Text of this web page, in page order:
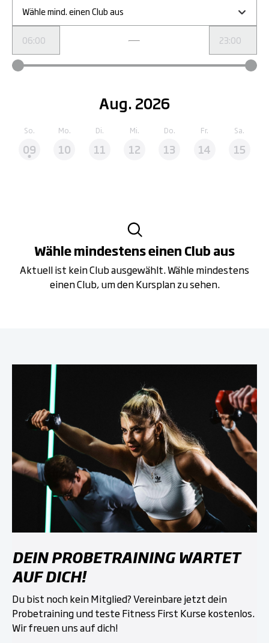
Wähle mind. einen Club aus
Aug. 2026
So.
09
Mo.
10
Di.
11
Mi.
12
Do.
13
Fr.
14
Sa.
15
Wähle mindestens einen Club aus
Aktuell ist kein Club ausgewählt. Wähle mindestens
einen Club, um den Kursplan zu sehen.
DEIN PROBETRAINING WARTET
AUF DICH!
Du bist noch kein Mitglied? Vereinbare jetzt dein
Probetraining und teste Fitness First Kurse kostenlos.
Wir freuen uns auf dich!